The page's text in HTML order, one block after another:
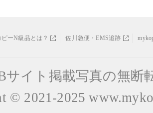
ーN級品とは？ 佐川急便・EMS追跡
サイト掲載写真の無断
© 2021-2025